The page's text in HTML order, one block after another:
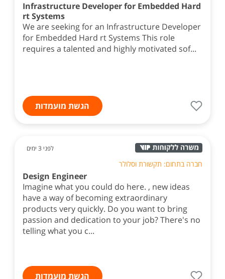
Infrastructure Developer for Embedded Hard
rt Systems
We are seeking for an Infrastructure Developer
for Embedded Hard rt Systems This role
requires a talented and highly motivated sof...
הגשת מועמדות
לפני 3 ימים
חברה בתחום: תקשורת וסלולר
Design Engineer
Imagine what you could do here. , new ideas
have a way of becoming extraordinary
products very quickly. Do you want to bring
passion and dedication to your job? There's no
telling what you c...
הגשת מועמדות